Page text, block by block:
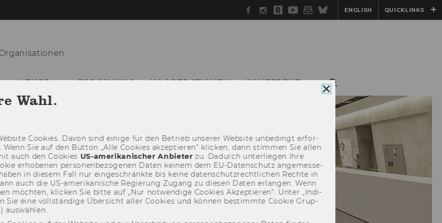
Facebook
Instagram
WU
Blog
YouTube
Newsletter
BlueskyENGLISH QUICKLINKS
LEHRE FORSCHUNG KOOPERATIONEN KONFERENZ
Cookie
Consent
schließen
Wahl.
Coo­kies. Davon sind ei­ni­ge für den Be­trieb un­se­rer Web­site un­be­dingt er­for­
Sie auf den But­ton „Alle Coo­kies ak­zep­tie­ren“ kli­cken, dann stim­men Sie allen
auch den Coo­kies US-​amerikanischer An­bie­terzu. Da­durch un­ter­lie­gen Ihre
er­ho­be­nen per­so­nen­be­zo­ge­nen Daten kei­nem dem EU-​Datenschutz an­ge­mes­se­
in die­sem Fall nur ein­ge­schränk­te bis keine da­ten­schutz­recht­li­chen Rech­te in
auch die US-​amerikanische Re­gie­rung Zu­gang zu die­sen Daten er­lan­gen. Wenn
möch­ten, kli­cken Sie bitte auf „Nur not­wen­di­ge Coo­kies Ak­zep­tie­ren“. Unter „In­di­
Sie eine voll­stän­di­ge Über­sicht aller Coo­kies und kön­nen be­stimm­te Coo­kie Grup­
aus­wäh­len.